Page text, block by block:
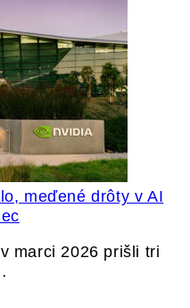
meďené drôty v AI
marci 2026 prišli tri